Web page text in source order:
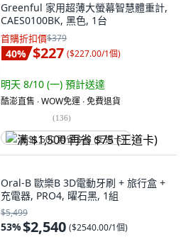
Greenful 家用超薄大螢幕智慧體重計,
CAES0100BK, 黑色, 1台
首購折扣價$379
40% $227 ($227.00/1個)
明天 8/10 (一) 預計送達
酷澎直售 ∙ WOW免運 ∙ 免費退貨
(136)
满 $1,500 再省 $75 (王道卡)
Oral-B 歐樂B 3D電動牙刷 + 旅行盒 +
充電器, PRO4, 曜石黑, 1組
$5,499
53%$2,540 ($2540.00/1個)